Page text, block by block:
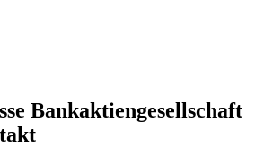
Bankaktiengesellschaft